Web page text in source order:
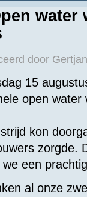
water
door
15
open water
kon
zorgde.
we een
al onze